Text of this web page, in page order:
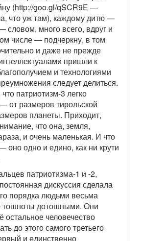
(http://goo.gl/qSCR9E —
что уж там), каждому дитю —
много всего, вдруг и
числе — подчеркну, в том
и даже не прежде
пришли к
и технологиями
следует делиться.
патриотизм-3 легко
от размеров тирольской
планеты. Приходит,
что она, земля,
и очень маленькая. И что
оно одно и едино, как ни крути
патриотизма-1 и -2,
дискуссия сделала
порядка людьми весьма
тошноты дотошными. Они
остальное человечество
до этого самого третьего
и единственно